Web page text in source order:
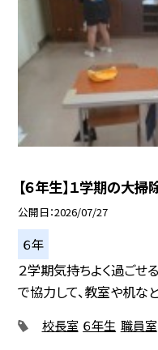
【６年生】１学期の大掃
公開日 2026/07/27
６年
２学期気持ちよく過ごせ
で協力して、教室や机な
校長室 ６年生 職員室